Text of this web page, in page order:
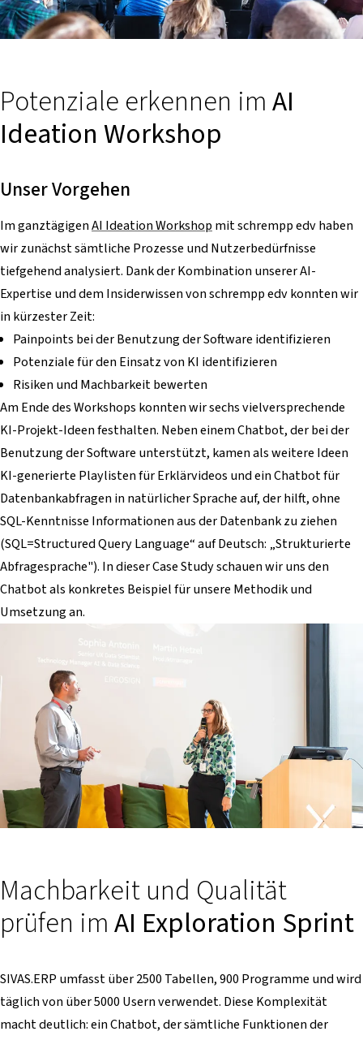
Potenziale erkennen imAI
Ideation Workshop
Unser Vorgehen
Im ganztägigenAI Ideation Workshop mit schrempp edv haben
wir zunächst sämtliche Prozesse und Nutzerbedürfnisse
tiefgehend analysiert. Dank der Kombination unserer AI-
Expertise und dem Insiderwissen von schrempp edv konnten wir
in kürzester Zeit:
Painpoints bei der Benutzung der Software identifizieren
Potenziale für den Einsatz von KI identifizieren
Risiken und Machbarkeit bewerten
Am Ende des Workshops konnten wir sechs vielversprechende
KI-Projekt-Ideen festhalten. Neben einem Chatbot, der bei der
Benutzung der Software unterstützt, kamen als weitere Ideen
KI-generierte Playlisten für Erklärvideos und ein Chatbot für
Datenbankabfragen in natürlicher Sprache auf, der hilft, ohne
SQL-Kenntnisse Informationen aus der Datenbank zu ziehen
(SQL=Structured Query Language“ auf Deutsch: „Strukturierte
Abfragesprache"). In dieser Case Study schauen wir uns den
Chatbot als konkretes Beispiel für unsere Methodik und
Umsetzung an.
Machbarkeit und Qualität
prüfen imAI Exploration Sprint
SIVAS.ERP umfasst über 2500 Tabellen, 900 Programme und wird
täglich von über 5000 Usern verwendet. Diese Komplexität
macht deutlich: ein Chatbot, der sämtliche Funktionen der